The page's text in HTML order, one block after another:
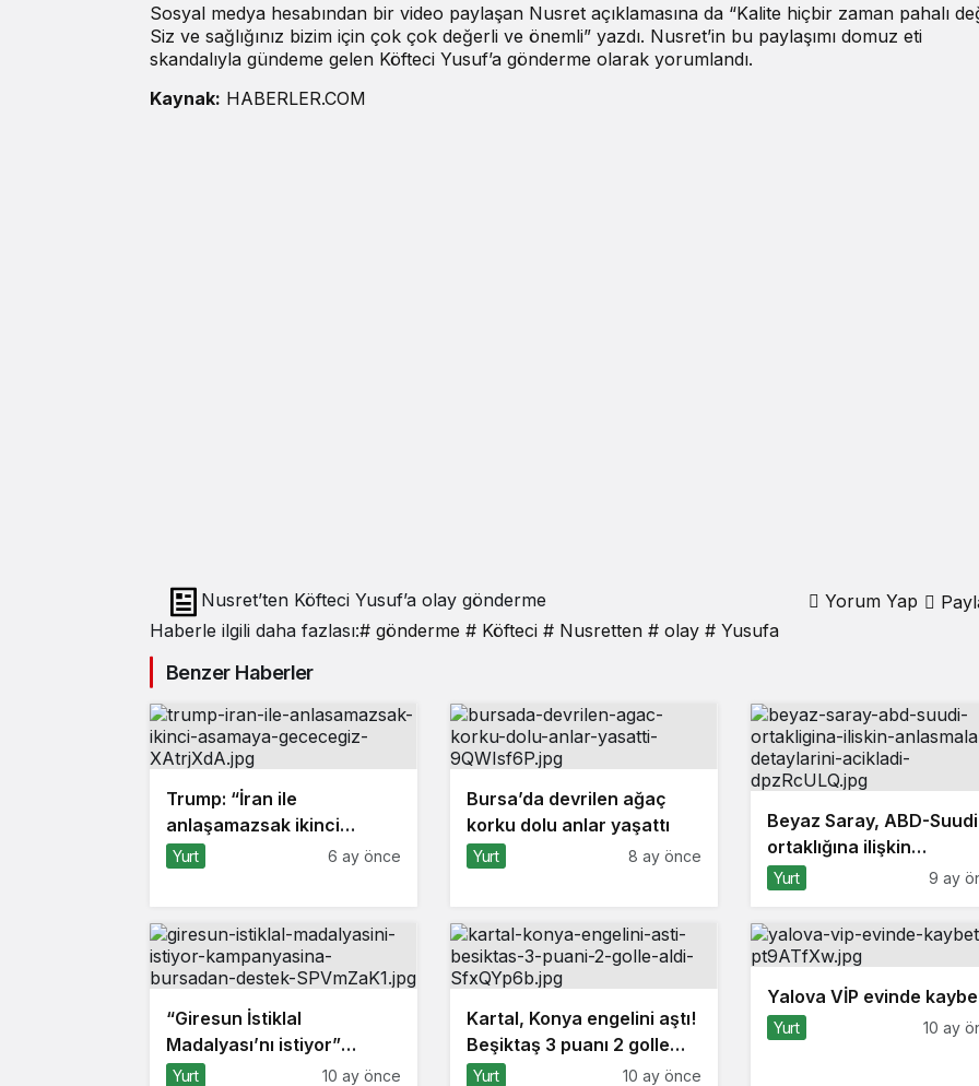
Sosyal medya hesabından bir video paylaşan Nusret açıklamasına da “Kalite hiçbir zaman pahalı
Siz ve sağlığınız bizim için çok çok değerli ve önemli” yazdı. Nusret’in bu paylaşımı domuz eti
skandalıyla gündeme gelen Köfteci Yusuf’a gönderme olarak yorumlandı.
Kaynak: HABERLER.COM
Nusret’ten Köfteci Yusuf’a olay gönderme Yorum Yap
Haberle ilgili daha fazlası:# gönderme # Köfteci # Nusretten # olay # Yusufa
Benzer Haberler
Trump: “İran ile
anlaşamazsak ikinci
aşamaya geçeceğiz”
Yurt 6 ay önce
Bursa’da devrilen ağaç
korku dolu anlar yaşattı
Yurt 8 ay önce
Beyaz Saray, ABD-Suudi
ortaklığına ilişkin
anlaşmaların detaylarını
Yurt 9 ay
“Giresun İstiklal
Madalyası’nı istiyor”
kampanyasına Bursa’dan
Yurt 10 ay önce
Kartal, Konya engelini aştı!
Beşiktaş 3 puanı 2 golle
aldı
Yurt 10 ay önce
Yalova VİP evinde
Yurt 10 ay